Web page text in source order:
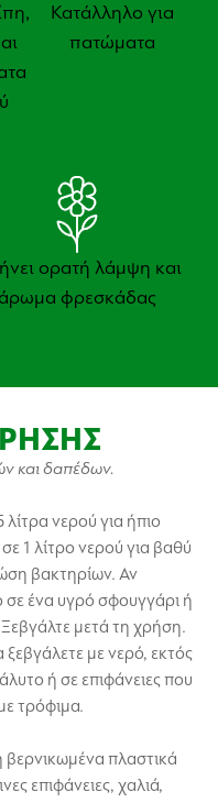
Κατάλληλο για
πατώματα
ορατή λάμψη και
άρωμα φρεσκάδας
και δαπέδων.
νερού για ήπιο
1 λίτρο νερού για βαθύ
βακτηρίων. Αν
σε ένα υγρό σφουγγάρι ή
μετά τη χρήση.
με νερό, εκτός
ή σε επιφάνειες που
τρόφιμα.
πλαστικά
επιφάνειες, χαλιά,